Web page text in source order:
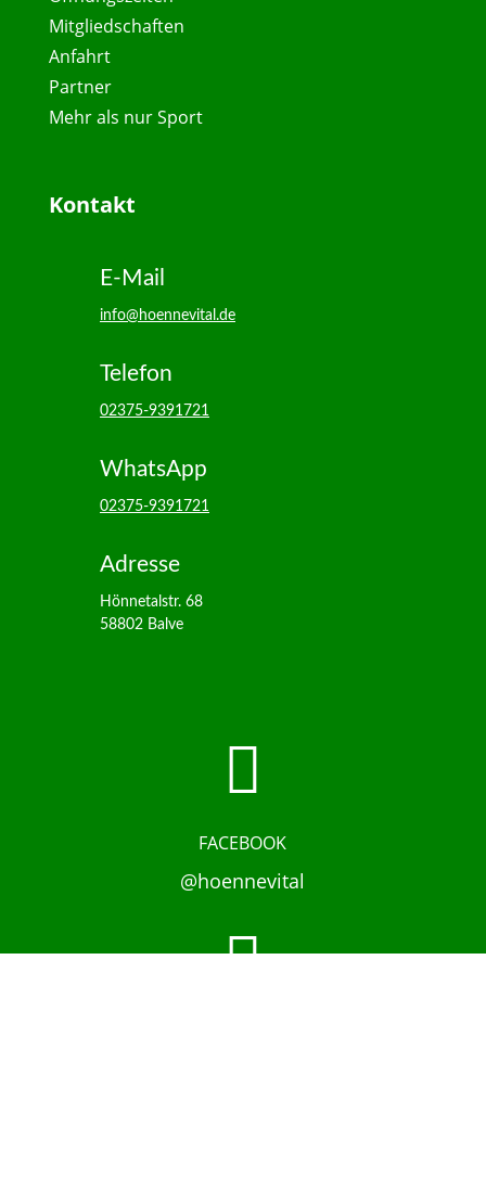
Mitgliedschaften
Anfahrt
Partner
Mehr als nur Sport
Kontakt
E-Mail
info@hoennevital.de
Telefon
02375-9391721
WhatsApp
02375-9391721
Adresse
Hönnetalstr. 68
58802 Balve

FACEBOOK
@hoennevital
